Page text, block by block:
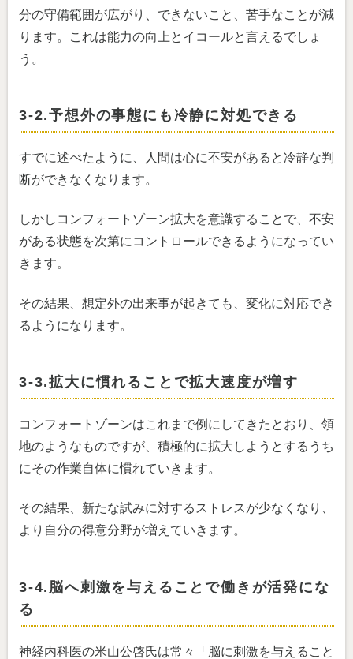
分の守備範囲が広がり、できないこと、苦手なことが減
ります。これは能力の向上とイコールと言えるでしょ
う。
3-2.予想外の事態にも冷静に対処できる
すでに述べたように、人間は心に不安があると冷静な判
断ができなくなります。
しかしコンフォートゾーン拡大を意識することで、不安
がある状態を次第にコントロールできるようになってい
きます。
その結果、想定外の出来事が起きても、変化に対応でき
るようになります。
3-3.拡大に慣れることで拡大速度が増す
コンフォートゾーンはこれまで例にしてきたとおり、領
地のようなものですが、積極的に拡大しようとするうち
にその作業自体に慣れていきます。
その結果、新たな試みに対するストレスが少なくなり、
より自分の得意分野が増えていきます。
3-4.脳へ刺激を与えることで働きが活発にな
る
神経内科医の米山公啓氏は常々「脳に刺激を与えること